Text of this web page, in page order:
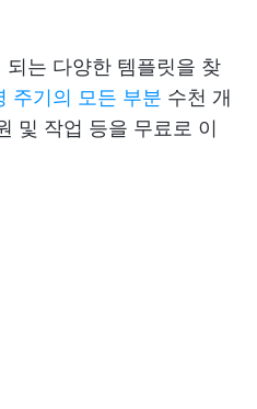
는 다양한 템플릿을 찾
주기의 모든 부분 수천 개
및 작업 등을 무료로 이